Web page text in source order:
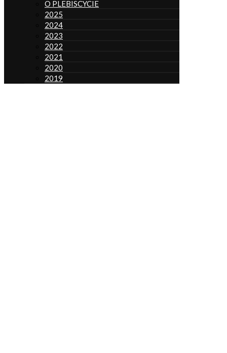
O PLEBISCYCIE
2025
2024
2023
2022
2021
2020
2019